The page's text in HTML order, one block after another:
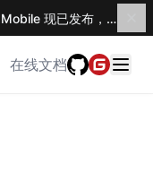
🎉🎉🎉 移动端文档编辑器 Umo Editor Mobile 现已发布，了解更多 →
在线文档